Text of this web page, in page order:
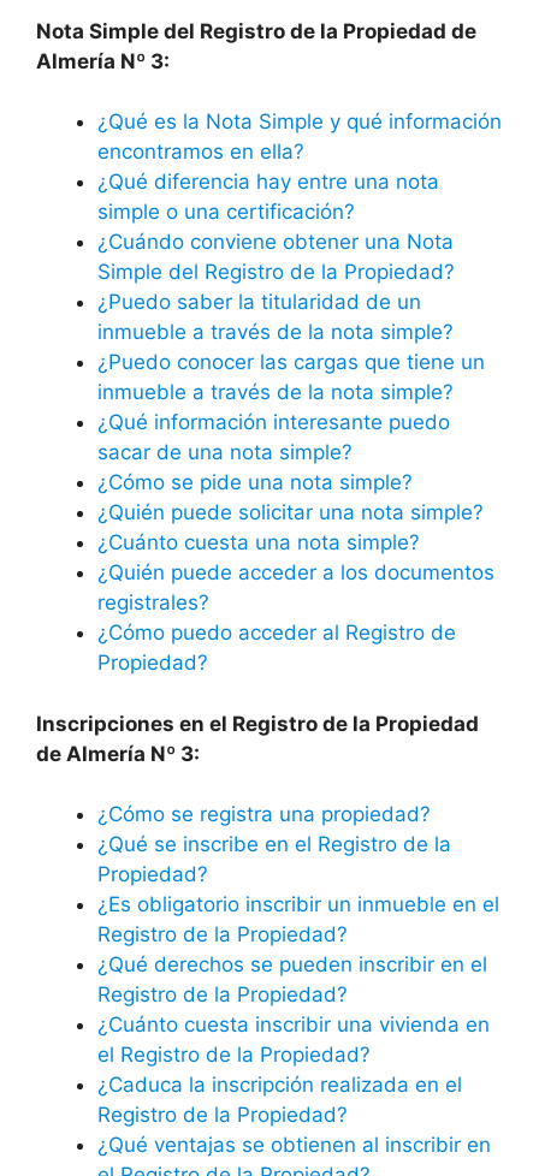
Nota Simple del Registro de la Propiedad de
Almería Nº 3:
¿Qué es la Nota Simple y qué información
encontramos en ella?
¿Qué diferencia hay entre una nota
simple o una certificación?
¿Cuándo conviene obtener una Nota
Simple del Registro de la Propiedad?
¿Puedo saber la titularidad de un
inmueble a través de la nota simple?
¿Puedo conocer las cargas que tiene un
inmueble a través de la nota simple?
¿Qué información interesante puedo
sacar de una nota simple?
¿Cómo se pide una nota simple?
¿Quién puede solicitar una nota simple?
¿Cuánto cuesta una nota simple?
¿Quién puede acceder a los documentos
registrales?
¿Cómo puedo acceder al Registro de
Propiedad?
Inscripciones en el Registro de la Propiedad
de Almería Nº 3:
¿Cómo se registra una propiedad?
¿Qué se inscribe en el Registro de la
Propiedad?
¿Es obligatorio inscribir un inmueble en el
Registro de la Propiedad?
¿Qué derechos se pueden inscribir en el
Registro de la Propiedad?
¿Cuánto cuesta inscribir una vivienda en
el Registro de la Propiedad?
¿Caduca la inscripción realizada en el
Registro de la Propiedad?
¿Qué ventajas se obtienen al inscribir en